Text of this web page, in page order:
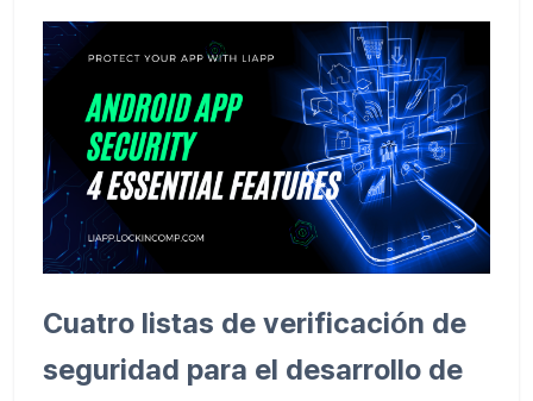
Cuatro listas de verificación de
seguridad para el desarrollo de